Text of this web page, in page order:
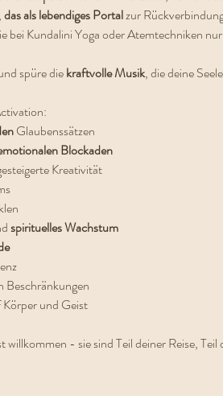
das als lebendiges Portal zur
bei Kundalini Yoga oder Atemtechniken
spüre die kraftvolle Musik, die deine
Glaubenssätzen
Blockaden
Kreativität
spirituelles Wachstum
und Geist
- sie sind Teil deiner Reise,